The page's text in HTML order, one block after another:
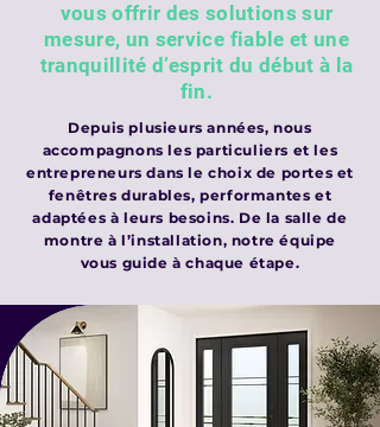
vous offrir des solutions sur
mesure, un service fiable et une
tranquillité d’esprit du début à la
fin.
Depuis plusieurs années, nous
accompagnons les particuliers et les
entrepreneurs dans le choix de portes et
fenêtres durables, performantes et
adaptées à leurs besoins. De la salle de
montre à l’installation, notre équipe
vous guide à chaque étape.